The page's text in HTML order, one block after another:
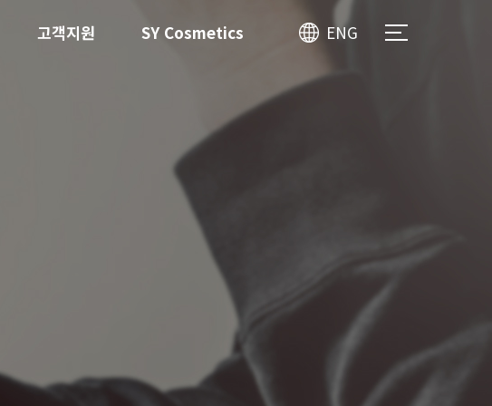
ENG
고객지원 SY Cosmetics